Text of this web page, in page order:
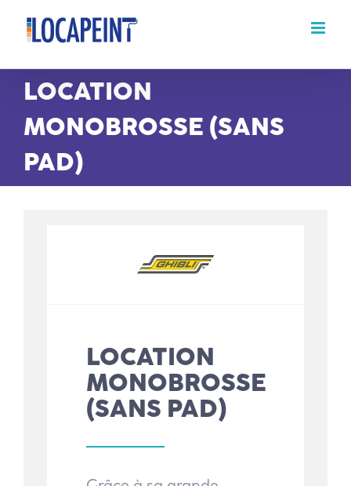
Passer
contenu
LOCATION
MONOBROSSE (SANS
PAD)
LOCATION
MONOBROSSE
(SANS PAD)